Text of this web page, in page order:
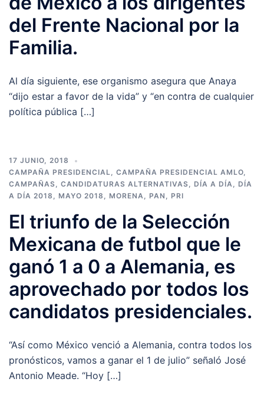
del Frente Nacional por la
Familia.
Al día siguiente, ese organismo asegura que Anaya
“dijo estar a favor de la vida” y “en contra de cualquier
política pública […]
17 JUNIO, 2018
CAMPAÑA PRESIDENCIAL, CAMPAÑA PRESIDENCIAL AMLO,
CAMPAÑAS, CANDIDATURAS ALTERNATIVAS, DÍA A DÍA, DÍA
A DÍA 2018 , MAYO 2018 , MORENA, PAN , PRI
El triunfo de la Selección
Mexicana de futbol que le
ganó 1 a 0 a Alemania, es
aprovechado por todos los
candidatos presidenciales.
“Así como México venció a Alemania, contra todos los
pronósticos, vamos a ganar el 1 de julio” señaló José
Antonio Meade. “Hoy […]